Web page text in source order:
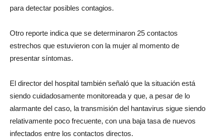
para detectar posibles contagios.
Otro reporte indica que se determinaron 25 contactos
estrechos que estuvieron con la mujer al momento de
presentar síntomas.
El director del hospital también señaló que la situación está
siendo cuidadosamente monitoreada y que, a pesar de lo
alarmante del caso, la transmisión del hantavirus sigue siendo
relativamente poco frecuente, con una baja tasa de nuevos
infectados entre los contactos directos.